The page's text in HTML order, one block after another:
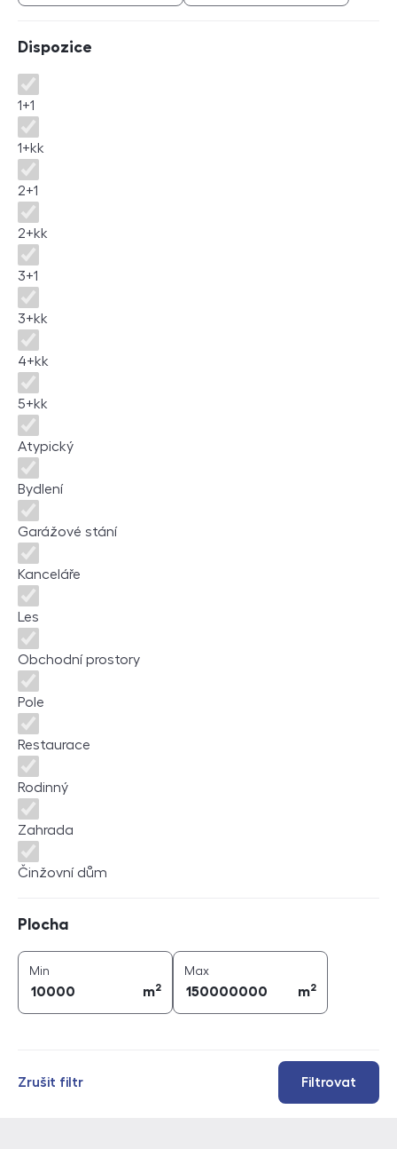
Dispozice
Dispozice
1+1
1+kk
2+1
2+kk
3+1
3+kk
4+kk
5+kk
Atypický
Bydlení
Garážové stání
Kanceláře
Les
Obchodní prostory
Pole
Restaurace
Rodinný
Zahrada
Činžovní dům
Plocha
Min
m2
Maxplocha (
m2
Filtrovat
Zrušit filtr